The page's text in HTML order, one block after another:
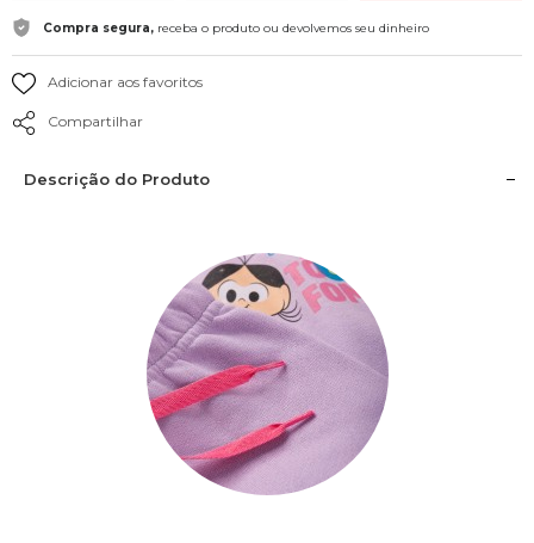
Compra segura, receba o produto ou devolvemos seu dinheiro
Adicionar aos favoritos
Compartilhar
Descrição do Produto